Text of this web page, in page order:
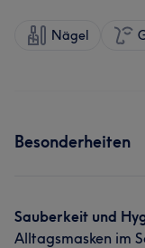
Nägel
Besonderheiten
Sauberkeit und
Alltagsmasken im